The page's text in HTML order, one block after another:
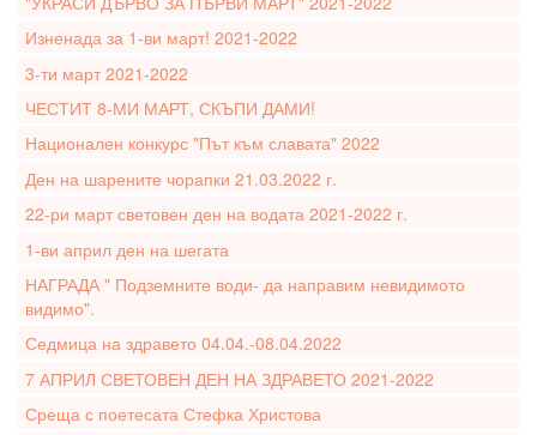
Изненада за 1-ви март! 2021-2022
3-ти март 2021-2022
ЧЕСТИТ 8-МИ МАРТ, СКЪПИ ДАМИ!
Национален конкурс "Път към славата" 2022
Ден на шарените чорапки 21.03.2022 г.
22-ри март световен ден на водата 2021-2022 г.
1-ви април ден на шегата
НАГРАДА " Подземните води- да направим невидимото
видимо".
Седмица на здравето 04.04.-08.04.2022
7 АПРИЛ СВЕТОВЕН ДЕН НА ЗДРАВЕТО 2021-2022
Среща с поетесата Стефка Христова